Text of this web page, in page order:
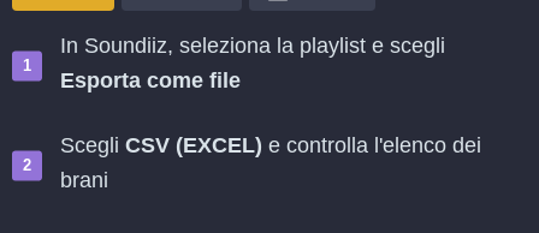
In Soundiiz, seleziona la playlist e scegli
Esporta come file
Scegli CSV (EXCEL) e controlla l'elenco dei
brani